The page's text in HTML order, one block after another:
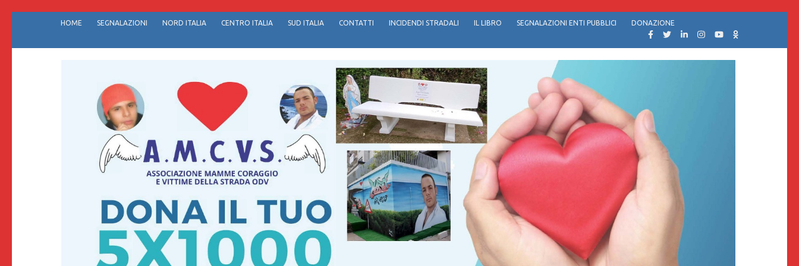
contenuto
HOME SEGNALAZIONI NORD ITALIA CENTRO ITALIA SUD ITALIA CONTATTI INCIDENDI STRADALI IL LIBRO SEGNALAZIONI ENTI PUBBLICI DONAZIONE